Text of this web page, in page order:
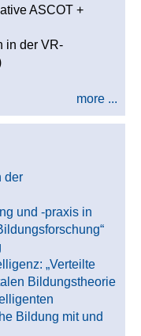
ASCOT +
in der VR-
more ...
der
und -praxis in
„Verteilte
Bildungstheorie
Bildung mit und